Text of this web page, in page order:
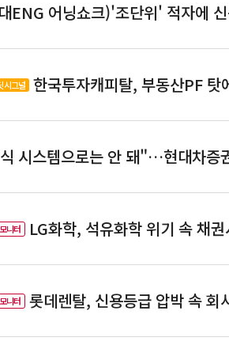
ENG 어닝쇼크)'조단위' 적자에
시그널 한국투자캐피탈, 부동산PF 탓
시스템으로는 안 돼"…현대차증
니터 LG화학, 석유화학 위기 속 채
니터 롯데렌탈, 신용등급 압박 속 회